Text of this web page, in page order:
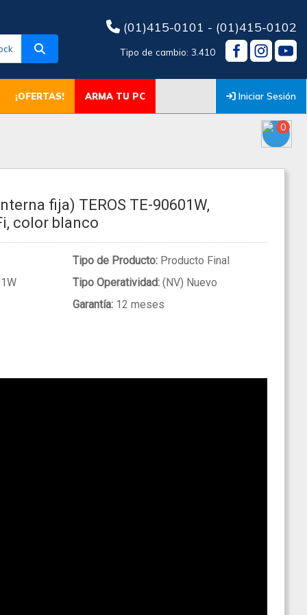
(01)415-0101 - (01)415-0102
Tipo de cambio: 3.410
¡OFERTAS! ARMA TU PC Iniciar Sesión
0
fija) TEROS TE-90601W,
color blanco
Tipo de Producto:Producto Final
Tipo Operatividad:(NV) Nuevo
Garantía:12 meses